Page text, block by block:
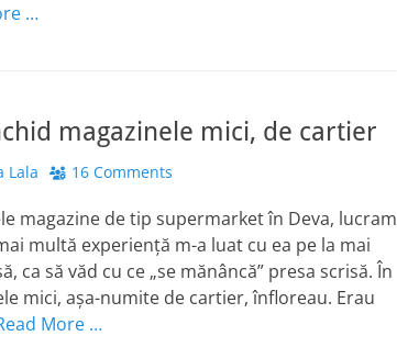
…
magazinele mici, de cartier
Lala 16 Comments
magazine de tip supermarket în Deva, lucram
multă experiență m-a luat cu ea pe la mai
ca să văd cu ce „se mănâncă” presa scrisă. În
mici, așa-numite de cartier, înfloreau. Erau
More …